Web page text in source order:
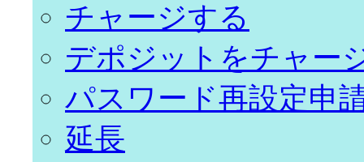
チャージする
デポジットをチャー
パスワード再設定申
延長